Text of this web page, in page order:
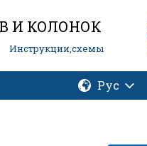
И КОЛОНОК
Инструкции,схемы
Рус